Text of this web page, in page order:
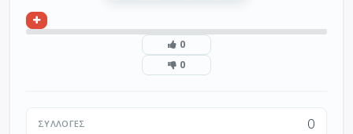
0
0
ΣΥΛΛΟΓΈΣ 0